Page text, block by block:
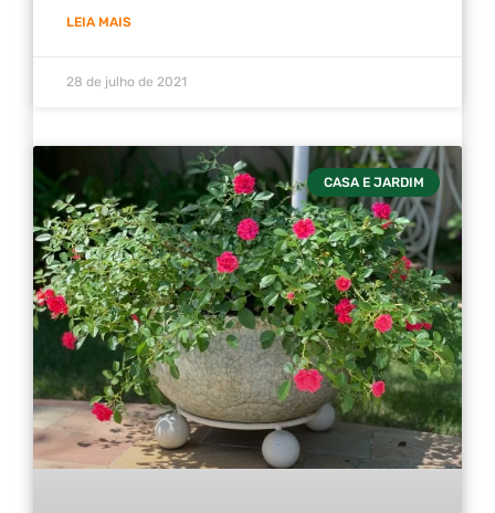
LEIA MAIS
28 de julho de 2021
CASA E JARDIM